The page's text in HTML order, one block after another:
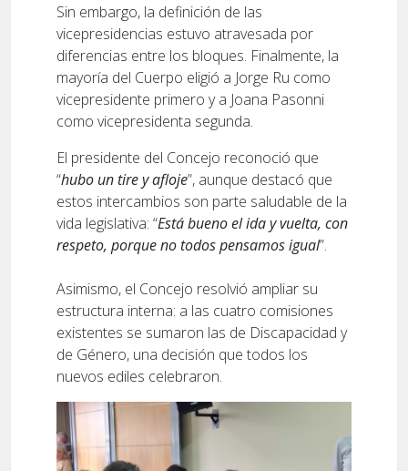
Sin embargo, la definición de las
vicepresidencias estuvo atravesada por
diferencias entre los bloques. Finalmente, la
mayoría del Cuerpo eligió a Jorge Ru como
vicepresidente primero y a Joana Pasonni
como vicepresidenta segunda.
El presidente del Concejo reconoció que
“hubo un tire y afloje”, aunque destacó que
estos intercambios son parte saludable de la
vida legislativa: “Está bueno el ida y vuelta, con
respeto, porque no todos pensamos igual”.
Asimismo, el Concejo resolvió ampliar su
estructura interna: a las cuatro comisiones
existentes se sumaron las de Discapacidad y
de Género, una decisión que todos los
nuevos ediles celebraron.